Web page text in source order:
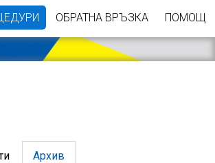
ОБРАТНА ВРЪЗКА ПОМОЩ
Архив